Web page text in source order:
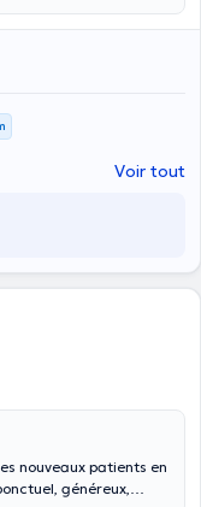
Doctoranytime et
Voir tout
nouveaux patients en